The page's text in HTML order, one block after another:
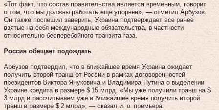
«Тот факт, что состав правительства является временным, говорит
о том, что мы должны работать еще упорнее», — отметил Арбузов.
Он также поспешил заверить, Украина подтверждает все ранее
взятые на себя международные обязательства, в частности
относительно бесперебойного транзита газа.
Россия обещает подождать
Арбузов подтвердил, что в ближайшее время Украина ожидает
получить второй транш от России в рамках договоренностей
президентов Виктора Януковича и Владимира Путина о выделении
Украине кредита в размере $ 15 млрд. «Мы уже получили транш на $
3 млрд и рассчитываем уже в ближайшее время получить второй
транш в размере $ 2 млрд», — сказал и. о. премьера.